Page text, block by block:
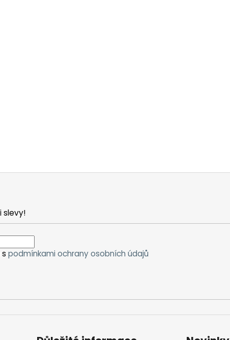
slevy!
podmínkami ochrany osobních údajů